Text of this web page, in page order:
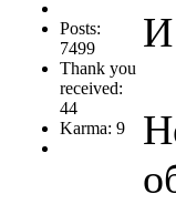
Posts:
7499
Thank you
received:
44
Karma: 9
И